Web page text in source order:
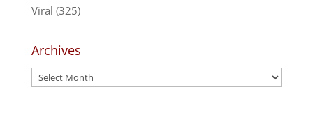
Viral (325)
Archives
Archives